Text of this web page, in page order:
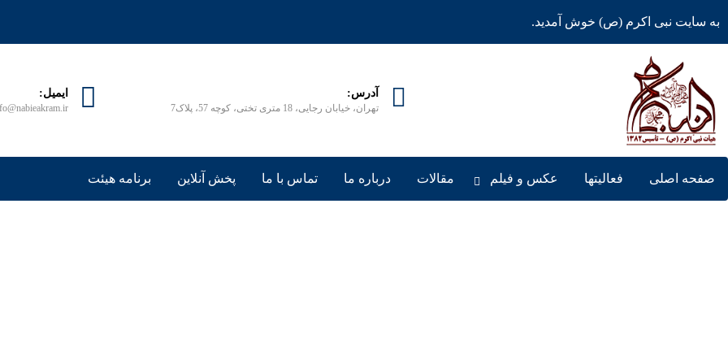
به سایت نبی اکرم (ص) خوش آمدید.
آدرس:
تهران، خیابان رجایی، 18 متری تختی، کوچه 57، پلاک7
ایمیل:
صفحه اصلی فعالیتها عکس و فیلم مقالات درباره ما تماس با ما پخش آنلاین برنامه هیئت